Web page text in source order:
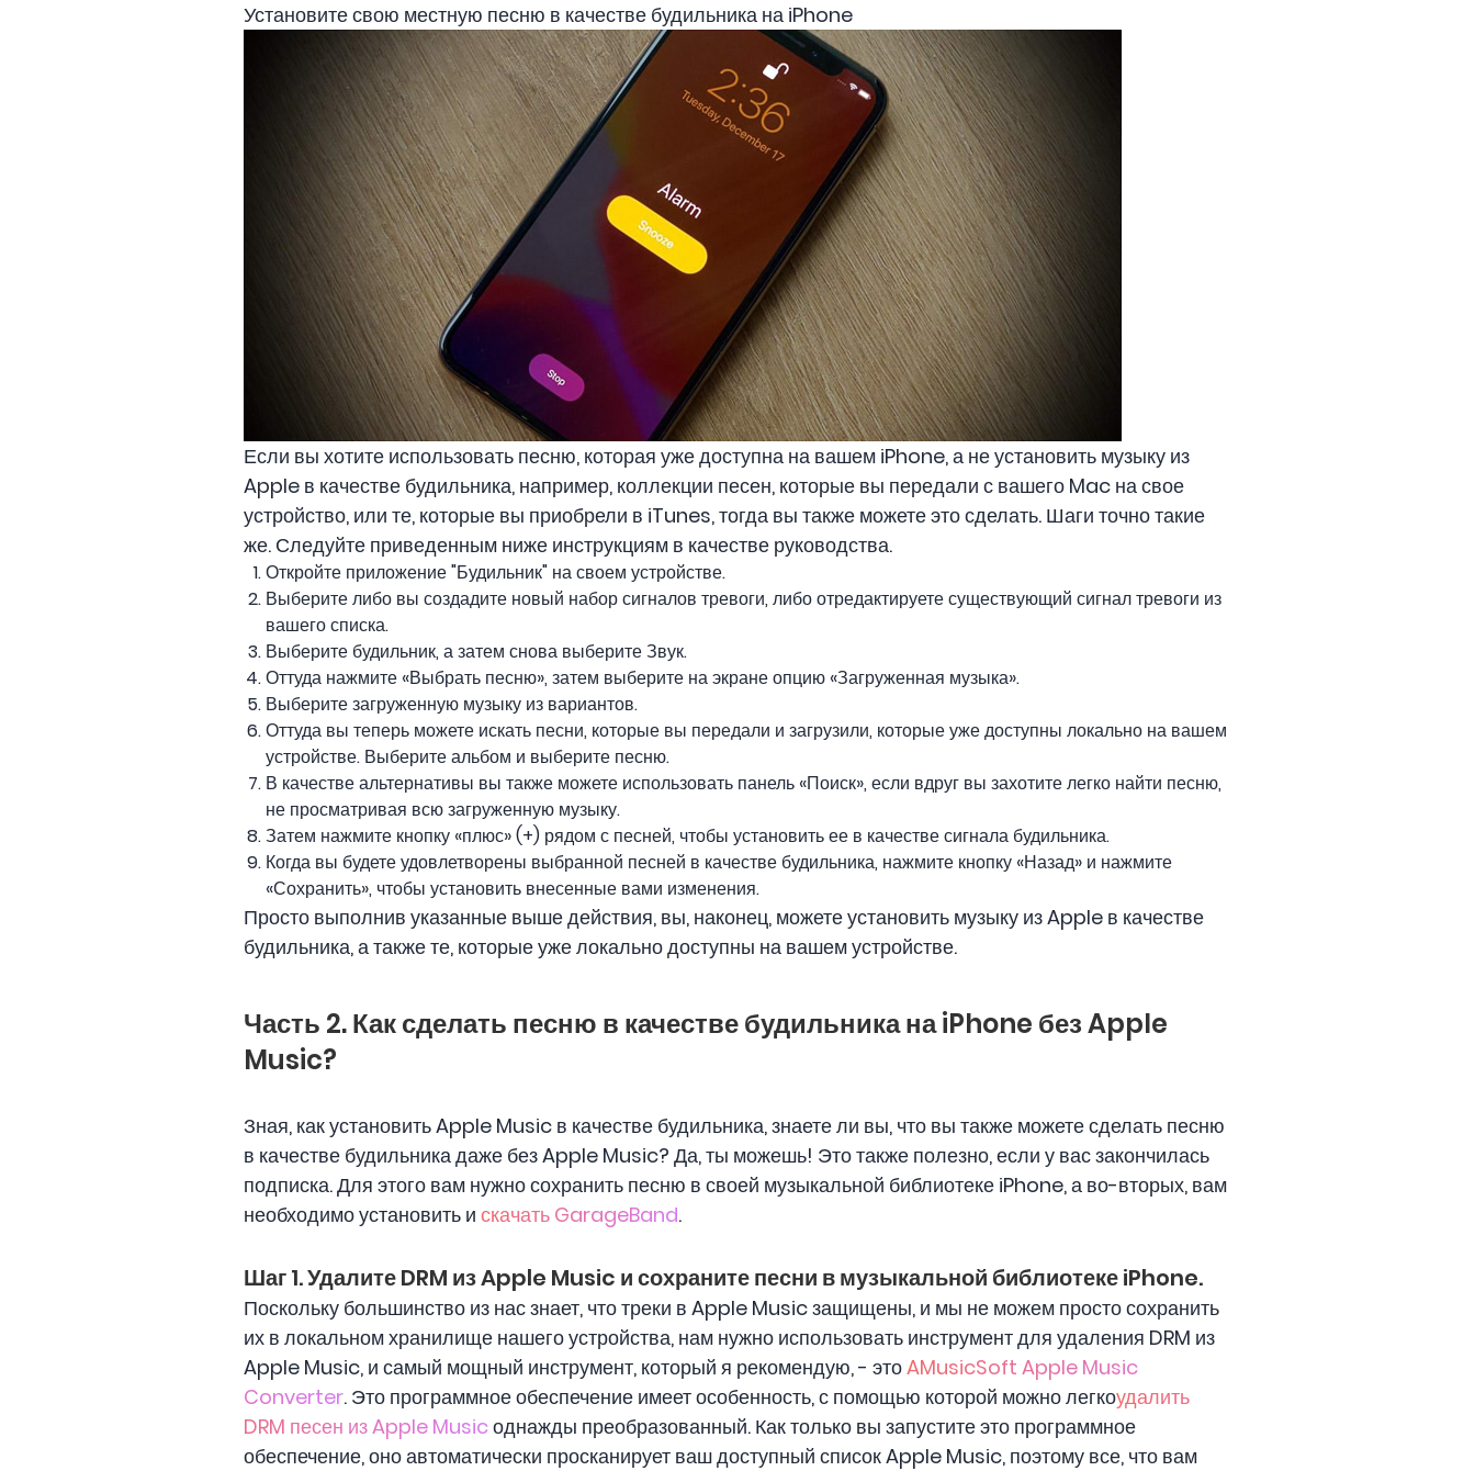
Установите свою местную песню в качестве будильника на iPhone
Если вы хотите использовать песню, которая уже доступна на вашем iPhone, а не установить музыку из
Apple в качестве будильника, например, коллекции песен, которые вы передали с вашего Mac на свое
устройство, или те, которые вы приобрели в iTunes, тогда вы также можете это сделать. Шаги точно такие
же. Следуйте приведенным ниже инструкциям в качестве руководства.
Откройте приложение "Будильник" на своем устройстве.
Выберите либо вы создадите новый набор сигналов тревоги, либо отредактируете существующий сигнал тревоги из
вашего списка.
Выберите будильник, а затем снова выберите Звук.
Оттуда нажмите «Выбрать песню», затем выберите на экране опцию «Загруженная музыка».
Выберите загруженную музыку из вариантов.
Оттуда вы теперь можете искать песни, которые вы передали и загрузили, которые уже доступны локально на вашем
устройстве. Выберите альбом и выберите песню.
В качестве альтернативы вы также можете использовать панель «Поиск», если вдруг вы захотите легко найти песню,
не просматривая всю загруженную музыку.
Затем нажмите кнопку «плюс» (+) рядом с песней, чтобы установить ее в качестве сигнала будильника.
Когда вы будете удовлетворены выбранной песней в качестве будильника, нажмите кнопку «Назад» и нажмите
«Сохранить», чтобы установить внесенные вами изменения.
Просто выполнив указанные выше действия, вы, наконец, можете установить музыку из Apple в качестве
будильника, а также те, которые уже локально доступны на вашем устройстве.
Часть 2. Как сделать песню в качестве будильника на iPhone без Apple
Music?
Зная, как установить Apple Music в качестве будильника, знаете ли вы, что вы также можете сделать песню
в качестве будильника даже без Apple Music? Да, ты можешь! Это также полезно, если у вас закончилась
подписка. Для этого вам нужно сохранить песню в своей музыкальной библиотеке iPhone, а во-вторых, вам
необходимо установить и скачать GarageBand.
Шаг 1. Удалите DRM из Apple Music и сохраните песни в музыкальной библиотеке iPhone.
Поскольку большинство из нас знает, что треки в Apple Music защищены, и мы не можем просто сохранить
их в локальном хранилище нашего устройства, нам нужно использовать инструмент для удаления DRM из
Apple Music, и самый мощный инструмент, который я рекомендую, - этоAMusicSoft Apple Music
Converter. Это программное обеспечение имеет особенность, с помощью которой можно легкоудалить
DRM песен из Apple Musicоднажды преобразованный. Как только вы запустите это программное
обеспечение, оно автоматически просканирует ваш доступный список Apple Music, поэтому все, что вам